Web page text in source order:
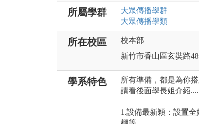
所屬學群 大眾傳播學群
大眾傳播學類
所在校區
校本部
新竹市香山區玄奘路
學系特色
所有準備，都是為你
請看後面學長姐介紹
1.設備最新穎：設置